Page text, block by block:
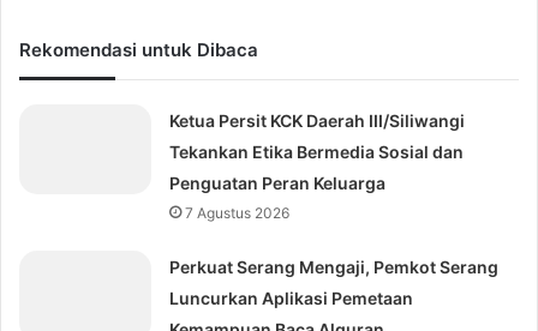
Rekomendasi untuk Dibaca
Ketua Persit KCK Daerah III/Siliwangi
Tekankan Etika Bermedia Sosial dan
Penguatan Peran Keluarga
7 Agustus 2026
Perkuat Serang Mengaji, Pemkot Serang
Luncurkan Aplikasi Pemetaan